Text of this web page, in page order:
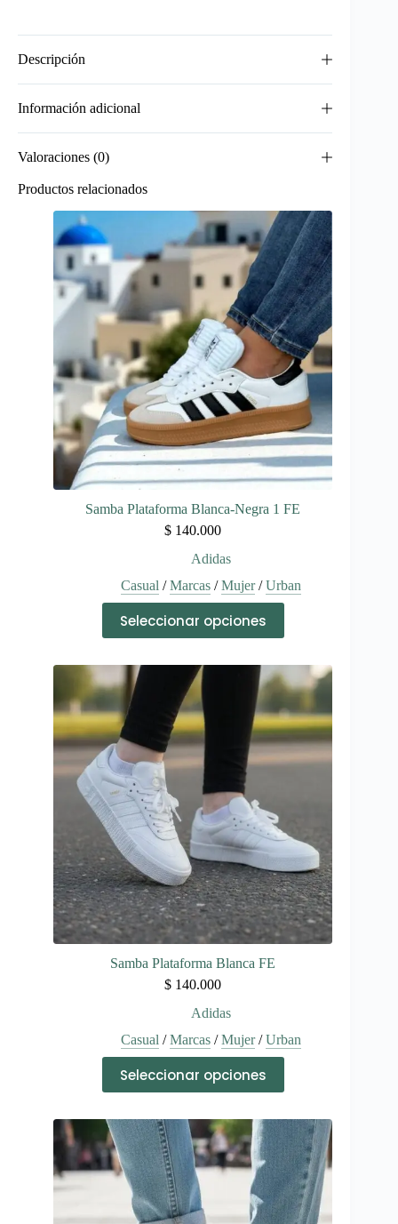
Descripción
Información adicional
Valoraciones (0)
Productos relacionados
Samba Plataforma Blanca-Negra 1 FE
$ 140.000
Adidas
Casual /Marcas/Mujer/Urban
Seleccionar opciones
producto
tiene
variantes.
Las
opciones
se
pueden
elegir
en
página
de
producto
Samba Plataforma Blanca FE
$ 140.000
Adidas
Casual /Marcas/Mujer/Urban
Seleccionar opciones
producto
tiene
variantes.
Las
opciones
se
pueden
elegir